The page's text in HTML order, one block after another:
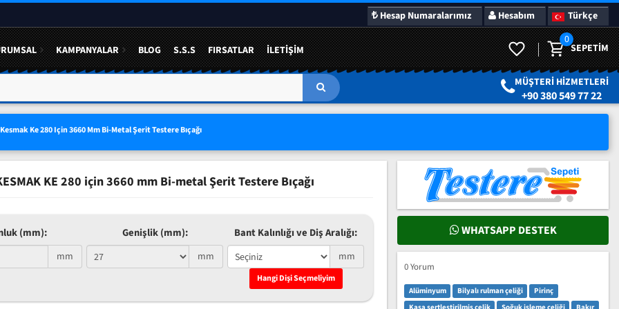
Hesap Numaralarımız Hesabım Türkçe
KAMPANYALAR BLOG S.S.S FIRSATLAR İLETIŞIM
0
SEPETIM
MÜŞTERI HIZMETLERI
+90 380 549 77 22
Kesmak Ke 280 Için 3660 Mm Bi-Metal Şerit Testere Bıçağı
KE 280 için 3660 mm Bi-metal Şerit Testere Bıçağı
(mm):
mm
Genişlik (mm):
mm
Bant Kalınlığı ve Diş Aralığı:
mm
Hangi Dişi Seçmeliyim
WHATSAPP DESTEK
0 Yorum
Alüminyum Bilyalı rulman çeliği
Pirinç
YÜZDE 50 YE VARAN 3 LÜ SETLERDE AVANTAJLI FIYATLAR SÜRPRIZ KAMPANYALAR